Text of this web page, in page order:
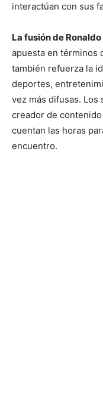
interactúan con sus
La fusión de
apuesta en términos
también refuerza la
deportes,
vez más difusas.
creador de
cuentan las horas
encuentro.